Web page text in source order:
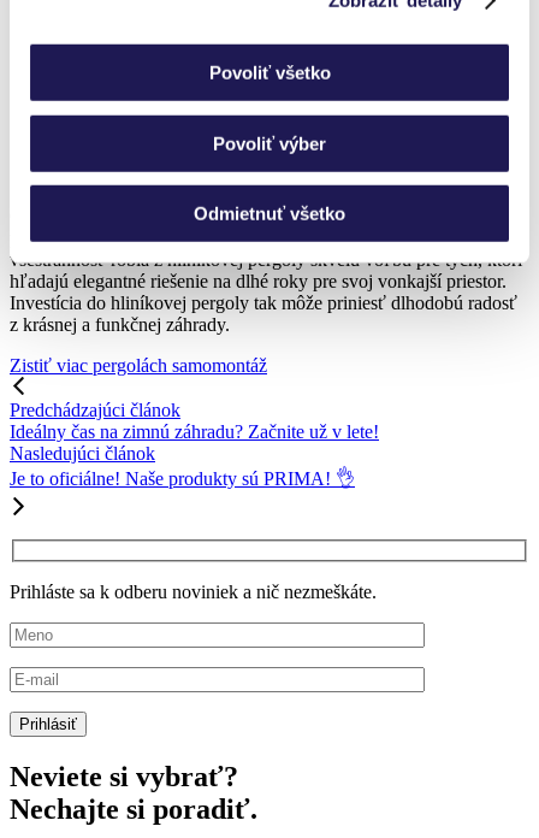
Povoliť všetko
Povoliť výber
Odmietnuť všetko
Celkovo sa dá povedať, že hliníková pergola spája estetiku s
praktickosťou. Odolnosť, ľahkosť, jednoduchá údržba a dizajnová
všestrannosť robia z hliníkovej pergoly skvelú voľbu pre tých, ktorí
hľadajú elegantné riešenie na dlhé roky pre svoj vonkajší priestor.
Investícia do hliníkovej pergoly tak môže priniesť dlhodobú radosť
z krásnej a funkčnej záhrady.
Zistiť viac pergolách samomontáž
Predchádzajúci článok
Ideálny čas na zimnú záhradu? Začnite už v lete!
Nasledujúci článok
Je to oficiálne! Naše produkty sú PRIMA! 👌
Prihláste sa k odberu noviniek a nič nezmeškáte.
Neviete si vybrať?
Nechajte si poradiť.